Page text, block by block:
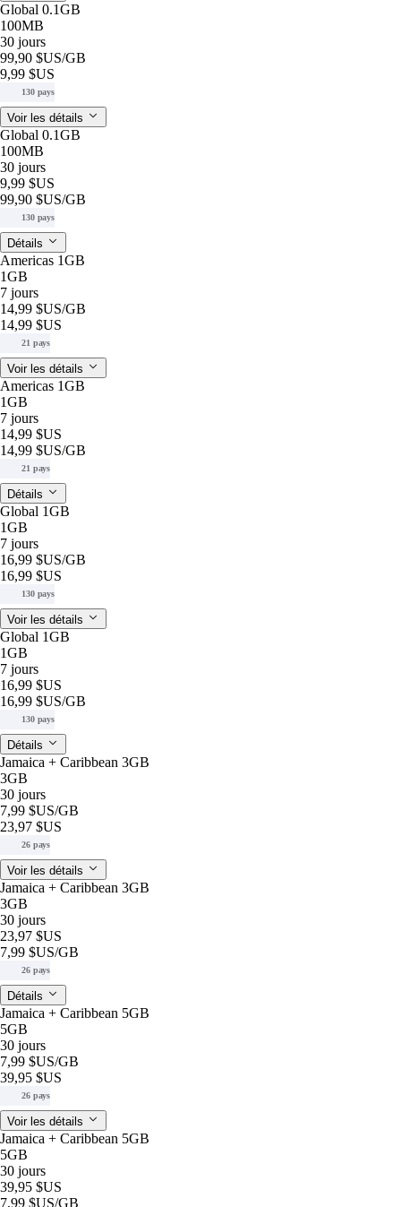
Global 0.1GB
100MB
30 jours
99,90 $US/GB
9,99 $US
130 pays
Voir les détails
Global 0.1GB
100MB
30 jours
9,99 $US
99,90 $US/GB
130 pays
Détails
Americas 1GB
1GB
7 jours
14,99 $US/GB
14,99 $US
21 pays
Voir les détails
Americas 1GB
1GB
7 jours
14,99 $US
14,99 $US/GB
21 pays
Détails
Global 1GB
1GB
7 jours
16,99 $US/GB
16,99 $US
130 pays
Voir les détails
Global 1GB
1GB
7 jours
16,99 $US
16,99 $US/GB
130 pays
Détails
Jamaica + Caribbean 3GB
3GB
30 jours
7,99 $US/GB
23,97 $US
26 pays
Voir les détails
Jamaica + Caribbean 3GB
3GB
30 jours
23,97 $US
7,99 $US/GB
26 pays
Détails
Jamaica + Caribbean 5GB
5GB
30 jours
7,99 $US/GB
39,95 $US
26 pays
Voir les détails
Jamaica + Caribbean 5GB
5GB
30 jours
39,95 $US
7,99 $US/GB